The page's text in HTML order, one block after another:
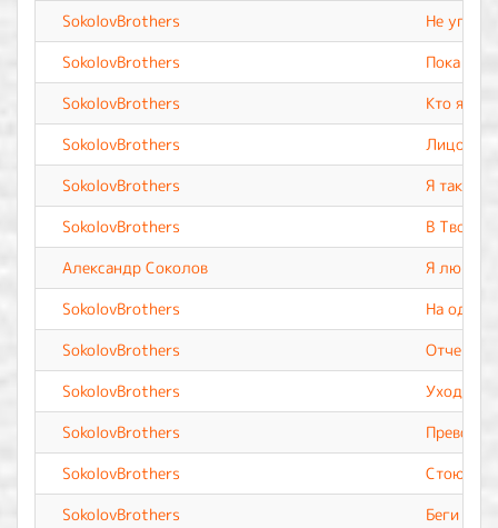
SokolovBrothers
Не
SokolovBrothers
Пока
SokolovBrothers
Кто я без
SokolovBrothers
Лицом к
SokolovBrothers
Я так
SokolovBrothers
В Твоих
Александр Соколов
Я люблю
SokolovBrothers
На одной
SokolovBrothers
Отче наш
SokolovBrothers
Уходя к
SokolovBrothers
SokolovBrothers
Стою в
SokolovBrothers
Беги